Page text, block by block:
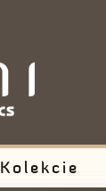
Kolekcie